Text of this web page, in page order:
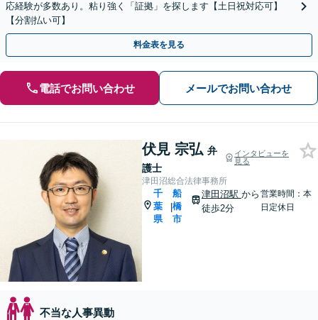
応経験が多数あり。粘り強く「証拠」を探します【土日祝対応可】
【分割払い可】
料金表を見る
電話でお問い合わせ メールでお問い合わせ
伏見 宗弘 弁
護士
インタビューを
見る
津田沼総合法律事務所
千
葉
県
|
船
橋
市
津田沼駅 から
徒歩2分
営業時間：本
日定休日
不当な人事異動